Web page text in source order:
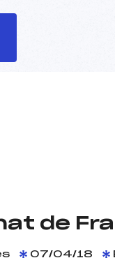
de
07/04/18